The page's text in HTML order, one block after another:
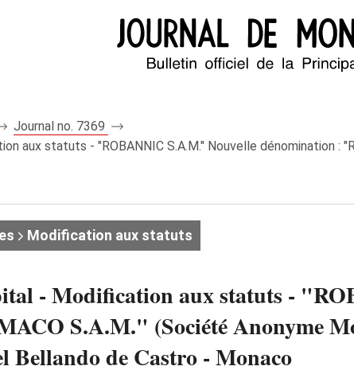
Journal no. 7369
aux statuts - "ROBANNIC S.A.M." Nouvelle dénomination :
Modification aux statuts
- Modification aux statuts -
S.A.M." (Société Anonyme
Bellando de Castro - Monaco